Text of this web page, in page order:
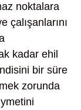
noktalara
çalışanlarını
kadar ehil
bir süre
zorunda